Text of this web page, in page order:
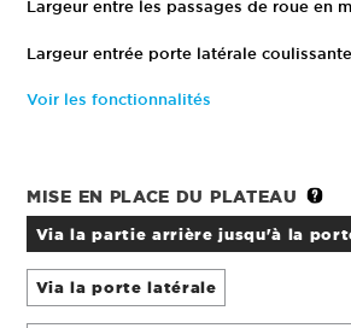
Largeur entre les passages de roue en
Largeur entrée porte latérale
Voir les fonctionnalités
MISE EN PLACE DU PLATEAU
via la partie arrière jusqu'à la
via la porte latérale